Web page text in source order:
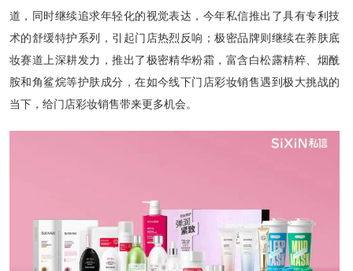
道，同时继续追求年轻化的视觉表达，今年私信推出了具有专利技
术的舒缓特护系列，引起门店热烈反响；极密品牌则继续在养肤底
妆赛道上深耕发力，推出了极密精华粉霜，富含白松露精粹、烟酰
胺和角鲨烷等护肤成分，在如今线下门店彩妆销售遇到极大挑战的
当下，给门店彩妆销售带来更多机会。